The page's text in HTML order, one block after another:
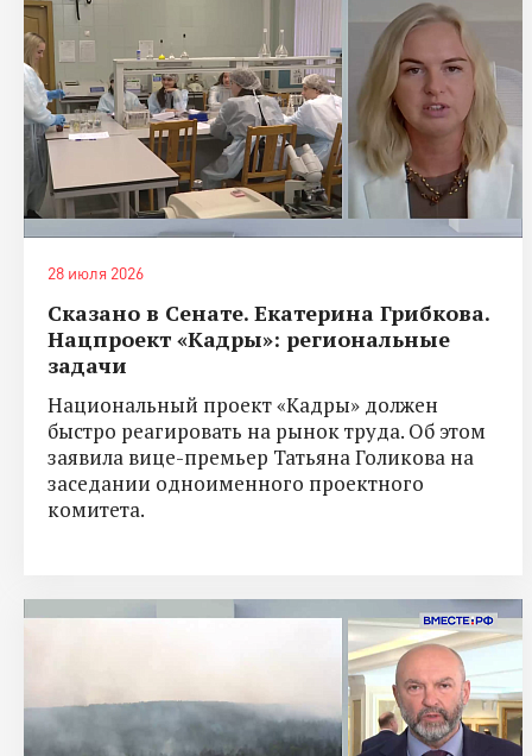
28 июля 2026
Сказано в Сенате. Екатерина Грибкова.
Нацпроект «Кадры»: региональные
задачи
Национальный проект «Кадры» должен
быстро реагировать на рынок труда. Об этом
заявила вице-премьер Татьяна Голикова на
заседании одноименного проектного
комитета.